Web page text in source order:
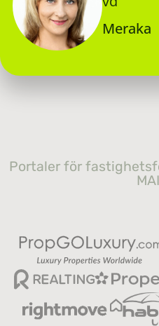
Meraka
Portaler för